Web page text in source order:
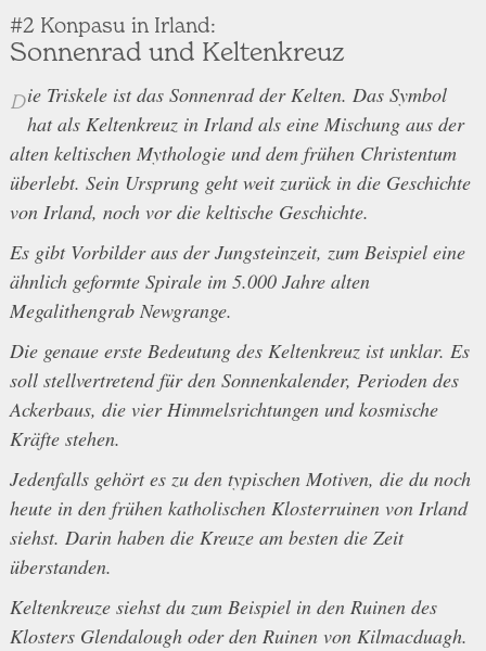
#2 Konpasu in Irland:
Sonnenrad und Keltenkreuz
Die Triskele ist das Sonnenrad der Kelten. Das Symbol
hat als Keltenkreuz in Irland als eine Mischung aus der
alten keltischen Mythologie und dem frühen Christentum
überlebt. Sein Ursprung geht weit zurück in die Geschichte
von Irland, noch vor die keltische Geschichte.
Es gibt Vorbilder aus der Jungsteinzeit, zum Beispiel eine
ähnlich geformte Spirale im 5.000 Jahre alten
Megalithengrab Newgrange.
Die genaue erste Bedeutung des Keltenkreuz ist unklar. Es
soll stellvertretend für den Sonnenkalender, Perioden des
Ackerbaus, die vier Himmelsrichtungen und kosmische
Kräfte stehen.
Jedenfalls gehört es zu den typischen Motiven, die du noch
heute in den frühen katholischen Klosterruinen von Irland
siehst. Darin haben die Kreuze am besten die Zeit
überstanden.
Keltenkreuze siehst du zum Beispiel in den Ruinen des
Klosters Glendalough oder den Ruinen von Kilmacduagh.